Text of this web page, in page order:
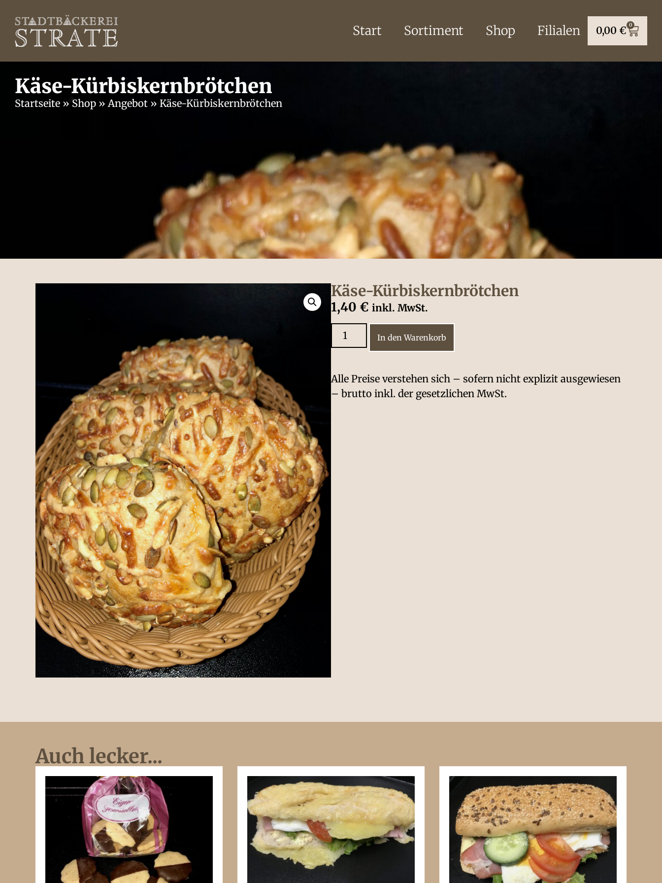
Start Sortiment Shop Filialen 0,00 € 0
Käse-Kürbiskernbrötchen
Startseite » Shop » Angebot » Käse-Kürbiskernbrötchen
Käse-Kürbiskernbrötchen
1,40 € inkl. MwSt.
In den Warenkorb
Alle Preise verstehen sich – sofern nicht explizit ausgewiesen
– brutto inkl. der gesetzlichen MwSt.
Auch lecker...